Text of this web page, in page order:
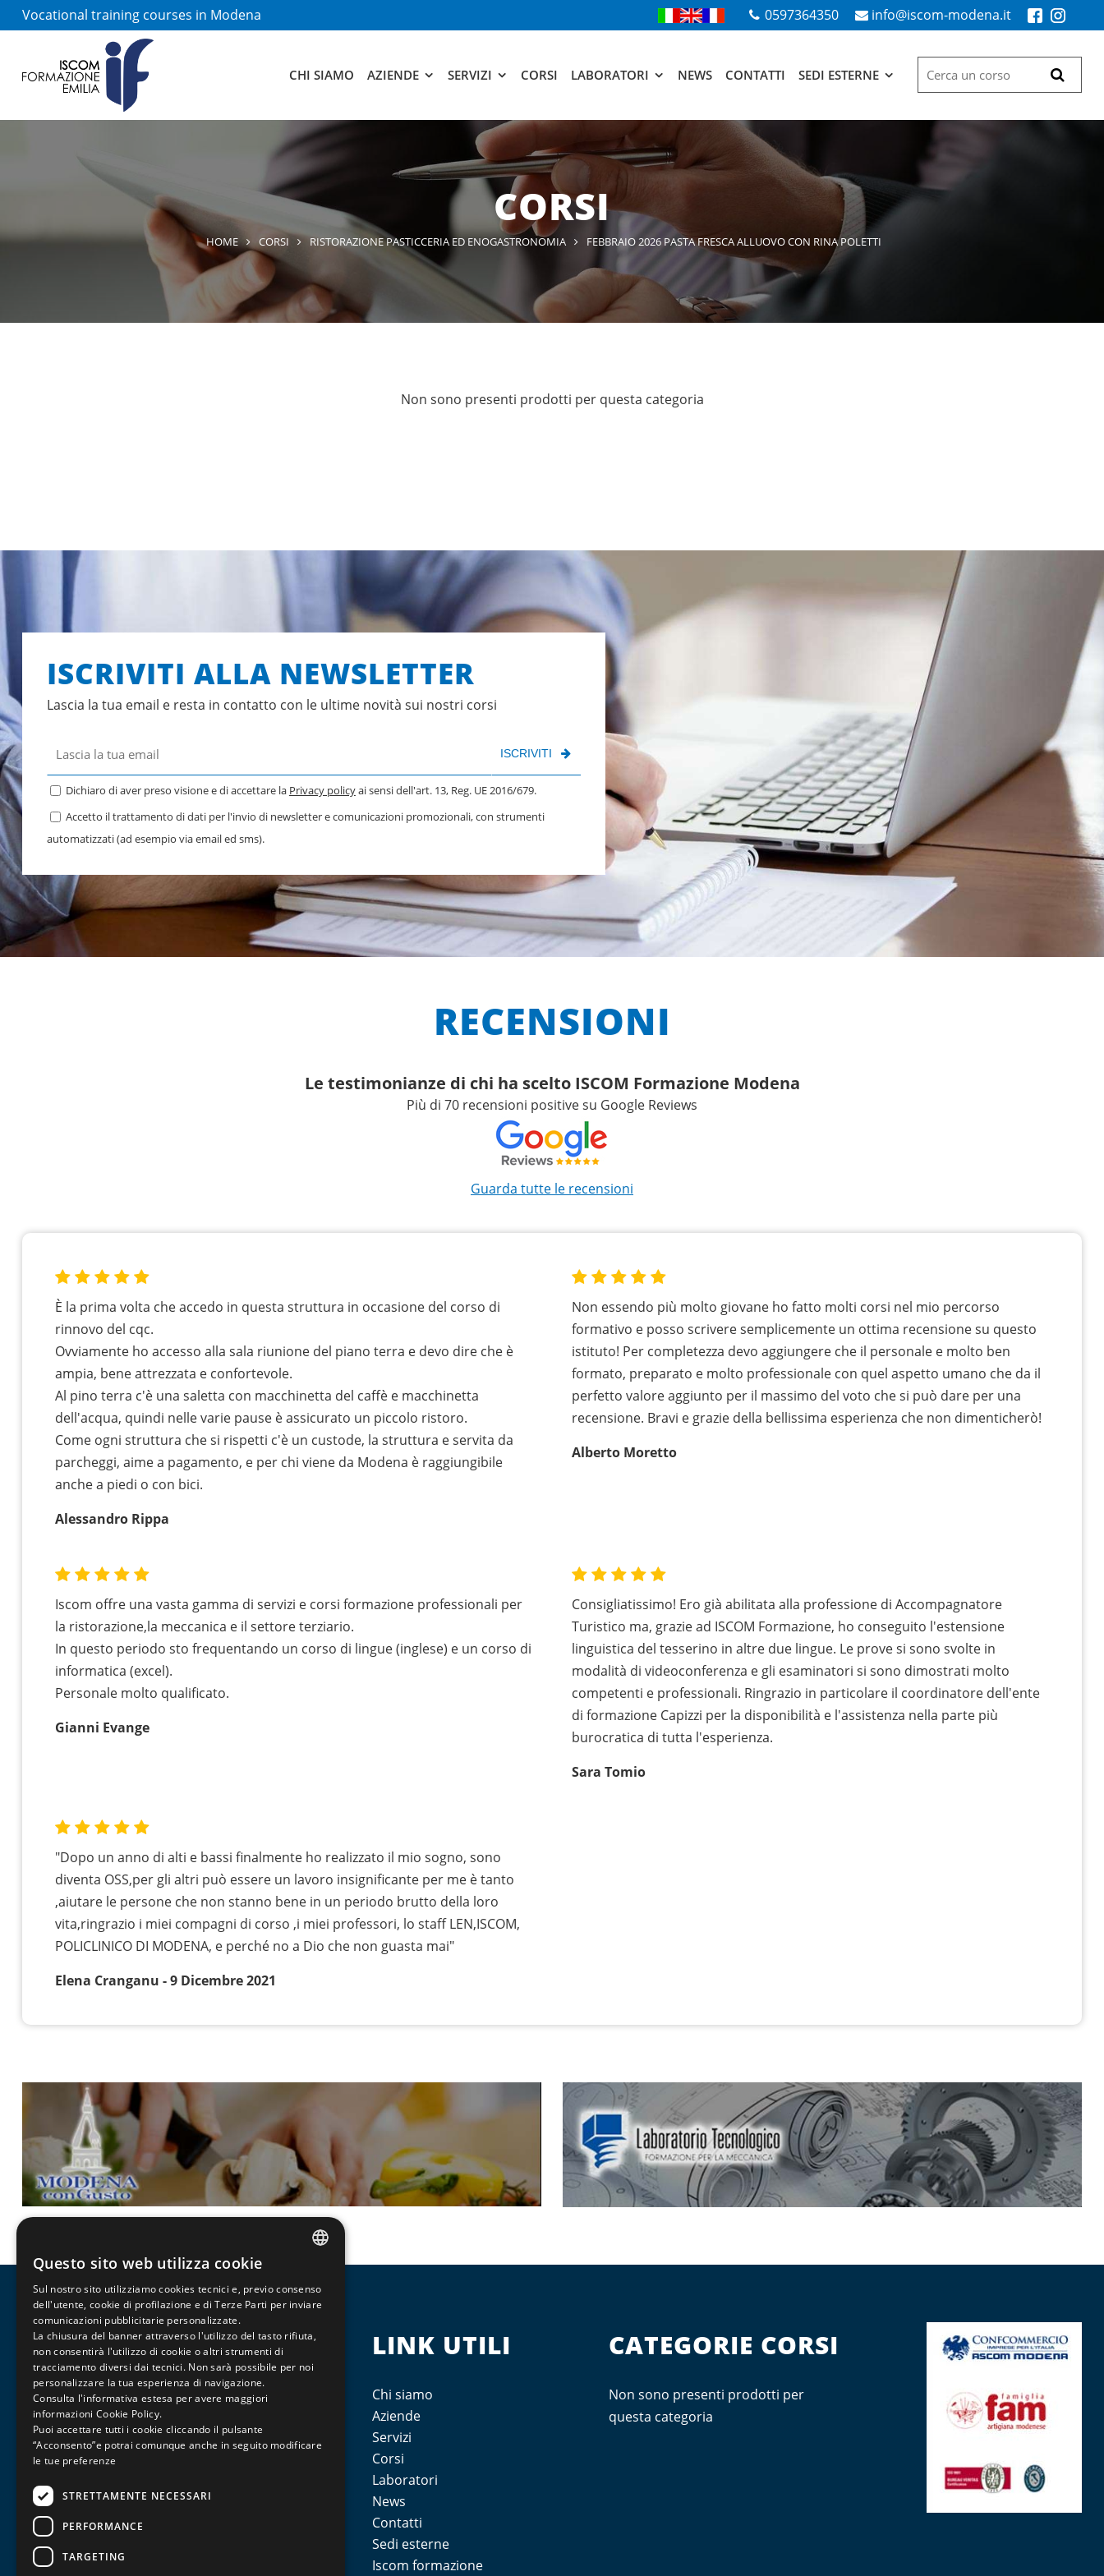
Vocational training courses in Modena 0597364350 info@iscom-modena.it
CHI SIAMO AZIENDE SERVIZI CORSI LABORATORI NEWS CONTATTI SEDI ESTERNE
CORSI
HOME CORSI RISTORAZIONE PASTICCERIA ED ENOGASTRONOMIA FEBBRAIO 2026 PASTA FRESCA ALLUOVO CON RINA POLETTI
Non sono presenti prodotti per questa categoria
ISCRIVITI ALLA NEWSLETTER
Lascia la tua email e resta in contatto con le ultime novità sui nostri corsi
ISCRIVITI
Dichiaro di aver preso visione e di accettare la Privacy policyai sensi dell'art. 13, Reg. UE 2016/679.
Accetto il trattamento di dati per l'invio di newsletter e comunicazioni promozionali, con strumenti
automatizzati (ad esempio via email ed sms).
RECENSIONI
Le testimonianze di chi ha scelto ISCOM Formazione Modena
Più di 70 recensioni positive su Google Reviews
Guarda tutte le recensioni
È la prima volta che accedo in questa struttura in occasione del corso di
rinnovo del cqc.
Ovviamente ho accesso alla sala riunione del piano terra e devo dire che è
ampia, bene attrezzata e confortevole.
Al pino terra c'è una saletta con macchinetta del caffè e macchinetta
dell'acqua, quindi nelle varie pause è assicurato un piccolo ristoro.
Come ogni struttura che si rispetti c'è un custode, la struttura e servita da
parcheggi, aime a pagamento, e per chi viene da Modena è raggiungibile
anche a piedi o con bici.
Alessandro Rippa
Non essendo più molto giovane ho fatto molti corsi nel mio percorso
formativo e posso scrivere semplicemente un ottima recensione su questo
istituto! Per completezza devo aggiungere che il personale e molto ben
formato, preparato e molto professionale con quel aspetto umano che da il
perfetto valore aggiunto per il massimo del voto che si può dare per una
recensione. Bravi e grazie della bellissima esperienza che non dimenticherò!
Alberto Moretto
Iscom offre una vasta gamma di servizi e corsi formazione professionali per
la ristorazione,la meccanica e il settore terziario.
In questo periodo sto frequentando un corso di lingue (inglese) e un corso di
informatica (excel).
Personale molto qualificato.
Gianni Evange
Consigliatissimo! Ero già abilitata alla professione di Accompagnatore
Turistico ma, grazie ad ISCOM Formazione, ho conseguito l'estensione
linguistica del tesserino in altre due lingue. Le prove si sono svolte in
modalità di videoconferenza e gli esaminatori si sono dimostrati molto
competenti e professionali. Ringrazio in particolare il coordinatore dell'ente
di formazione Capizzi per la disponibilità e l'assistenza nella parte più
burocratica di tutta l'esperienza.
Sara Tomio
"Dopo un anno di alti e bassi finalmente ho realizzato il mio sogno, sono
diventa OSS,per gli altri può essere un lavoro insignificante per me è tanto
,aiutare le persone che non stanno bene in un periodo brutto della loro
vita,ringrazio i miei compagni di corso ,i miei professori, lo staff LEN,ISCOM,
POLICLINICO DI MODENA, e perché no a Dio che non guasta mai"
Elena Cranganu - 9 Dicembre 2021
Corsi di formazione professionalizzante per il
terziario, la meccanica e la ristorazione.
Via Piave, 125 – 41121 – Modena
0597364350
LINK UTILI
Chi siamo
Aziende
Servizi
Corsi
Laboratori
News
Contatti
Sedi esterne
Iscom formazione
CATEGORIE CORSI
Non sono presenti prodotti per
questa categoria
ENGLISH
Questo sito web utilizza cookie
Sul nostro sito utilizziamo cookies tecnici e, previo consenso
dell'utente, cookie di profilazione e di Terze Parti per inviare
comunicazioni pubblicitarie personalizzate.
La chiusura del banner attraverso l'utilizzo del tasto rifiuta,
non consentirà l'utilizzo di cookie o altri strumenti di
tracciamento diversi dai tecnici. Non sarà possibile per noi
personalizzare la tua esperienza di navigazione.
Consulta l'informativa estesa per avere maggiori
informazioni Cookie Policy.
Puoi accettare tutti i cookie cliccando il pulsante
“Acconsento”e potrai comunque anche in seguito modificare
le tue preferenze
STRETTAMENTE NECESSARI
PERFORMANCE
TARGETING